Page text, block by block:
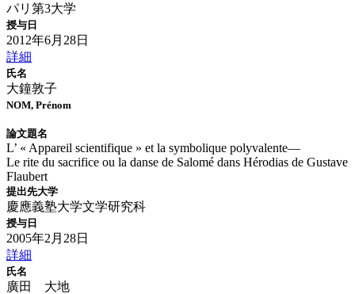
パリ第3大学
授与日
2012年6月28日
詳細
氏名
大鐘敦子
NOM, Prénom
論文題名
L’ « Appareil scientifique » et la symbolique polyvalente―
Le rite du sacrifice ou la danse de Salomé dans Hérodias de Gustave
Flaubert
提出先大学
慶應義塾大学文学研究科
授与日
2005年2月28日
詳細
氏名
廣田 大地